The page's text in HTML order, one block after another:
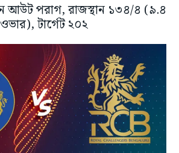
আউট পরাগ, রাজস্থান ১৩৪/৪ (৯.৪
ওভার), টার্গেট ২০২